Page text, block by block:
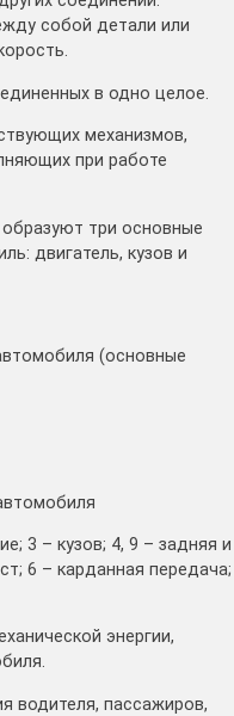
собой детали или
в одно целое.
механизмов,
при работе
три основные
двигатель, кузов и
(основные
3 – кузов; 4, 9 – задняя и
6 – карданная передача;
энергии,
водителя, пассажиров,